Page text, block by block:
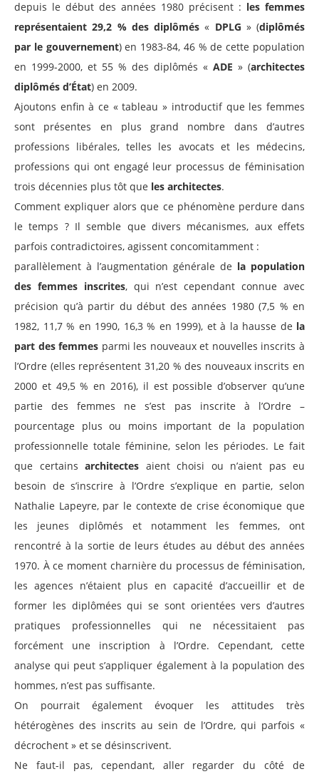
depuis le début des années 1980 précisent : les femmes
représentaient 29,2 % des diplômés « DPLG » (diplômés
par le gouvernement) en 1983-84, 46 % de cette population
en 1999-2000, et 55 % des diplômés « ADE » (architectes
diplômés d’État) en 2009.
Ajoutons enfin à ce « tableau » introductif que les femmes
sont présentes en plus grand nombre dans d’autres
professions libérales, telles les avocats et les médecins,
professions qui ont engagé leur processus de féminisation
trois décennies plus tôt que les architectes.
Comment expliquer alors que ce phénomène perdure dans
le temps ? Il semble que divers mécanismes, aux effets
parfois contradictoires, agissent concomitamment :
parallèlement à l’augmentation générale de la population
des femmes inscrites, qui n’est cependant connue avec
précision qu’à partir du début des années 1980 (7,5 % en
1982, 11,7 % en 1990, 16,3 % en 1999), et à la hausse de la
part des femmes parmi les nouveaux et nouvelles inscrits à
l’Ordre (elles représentent 31,20 % des nouveaux inscrits en
2000 et 49,5 % en 2016), il est possible d’observer qu’une
partie des femmes ne s’est pas inscrite à l’Ordre –
pourcentage plus ou moins important de la population
professionnelle totale féminine, selon les périodes. Le fait
que certains architectes aient choisi ou n’aient pas eu
besoin de s’inscrire à l’Ordre s’explique en partie, selon
Nathalie Lapeyre, par le contexte de crise économique que
les jeunes diplômés et notamment les femmes, ont
rencontré à la sortie de leurs études au début des années
1970. À ce moment charnière du processus de féminisation,
les agences n’étaient plus en capacité d’accueillir et de
former les diplômées qui se sont orientées vers d’autres
pratiques professionnelles qui ne nécessitaient pas
forcément une inscription à l’Ordre. Cependant, cette
analyse qui peut s’appliquer également à la population des
hommes, n’est pas suffisante.
On pourrait également évoquer les attitudes très
hétérogènes des inscrits au sein de l’Ordre, qui parfois «
décrochent » et se désinscrivent.
Ne faut-il pas, cependant, aller regarder du côté de